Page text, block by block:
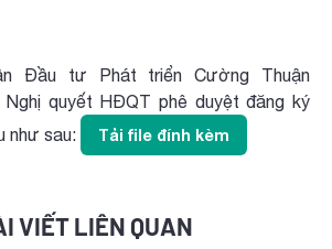
Đầu tư Phát triển Cường Thuận
Nghị quyết HĐQT phê duyệt đăng ký
như sau:
Tải file đính kèm
VIẾT LIÊN QUAN